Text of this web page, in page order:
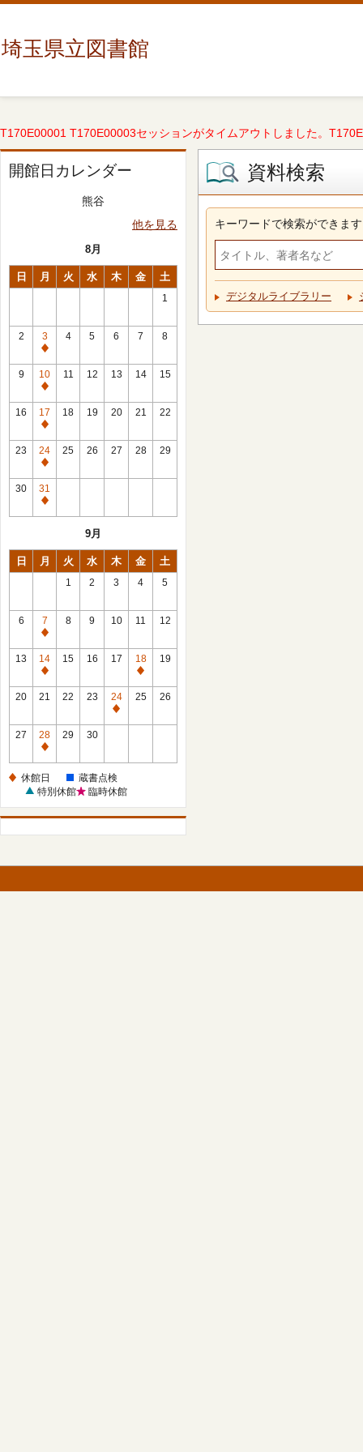
埼玉県立図書館
T170E00001 T170E00003セッションがタイムアウトしました。
開館日カレンダー
熊谷
他を見る
8月
日 月 火 水 木 金 土
1
2
3
休
館
日
4 5 6 7 8
9
10
休
館
日
11 12 13 14 15
16
17
休
館
日
18 19 20 21 22
23
24
休
館
日
25 26 27 28 29
30
31
休
9月
日 月 火 水 木 金 土
1 2 3 4 5
6
7
休
館
日
8 9 10 11 12
13
14
休
館
15 16 17
18
休
館
19
20 21 22 23
24
休
25 26
27
28
休
日
29 30
休館日
蔵書点検
特別休館
臨時休館
資料検索
キーワードで検索ができます
デジタルライブラリー